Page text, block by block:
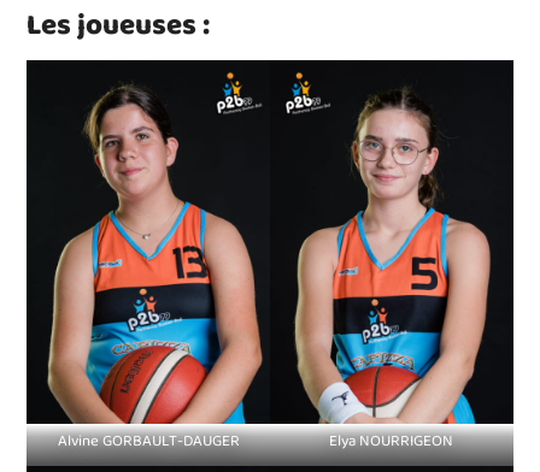
Les joueuses :
Alvine GORBAULT-DAUGER Elya NOURRIGEON